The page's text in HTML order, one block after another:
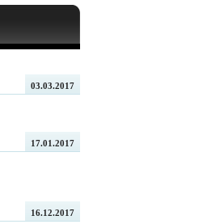
03.03.2017
17.01.2017
16.12.2017